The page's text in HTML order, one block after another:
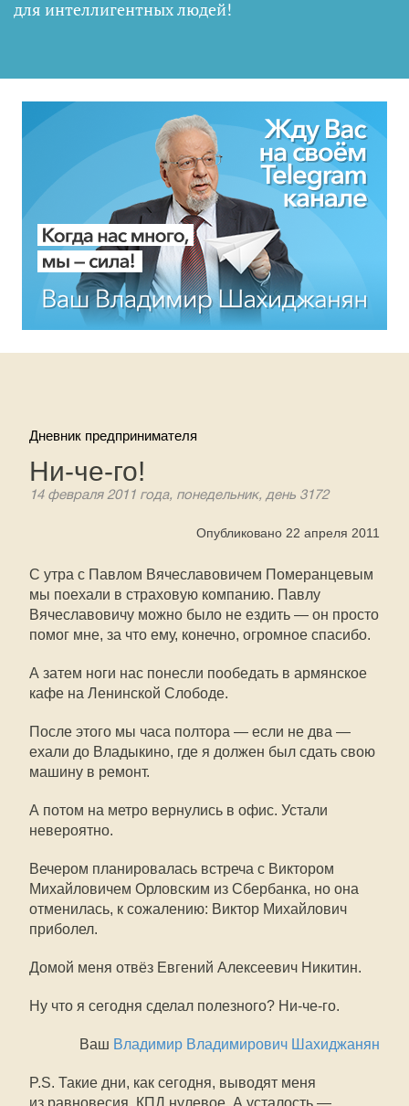
для интеллигентных людей!
Дневник предпринимателя
Ни-че-го!
14 февраля 2011 года, понедельник, день 3172
Опубликовано 22 апреля 2011
С утра с Павлом Вячеславовичем Померанцевым
мы поехали в страховую компанию. Павлу
Вячеславовичу можно было не ездить — он просто
помог мне, за что ему, конечно, огромное спасибо.
А затем ноги нас понесли пообедать в армянское
кафе на Ленинской Слободе.
После этого мы часа полтора — если не два —
ехали до Владыкино, где я должен был сдать свою
машину в ремонт.
А потом на метро вернулись в офис. Устали
невероятно.
Вечером планировалась встреча с Виктором
Михайловичем Орловским из Сбербанка, но она
отменилась, к сожалению: Виктор Михайлович
приболел.
Домой меня отвёз Евгений Алексеевич Никитин.
Ну что я сегодня сделал полезного? Ни-че-го.
Ваш Владимир Владимирович Шахиджанян
P.S. Такие дни, как сегодня, выводят меня
из равновесия. КПД нулевое. А усталость —